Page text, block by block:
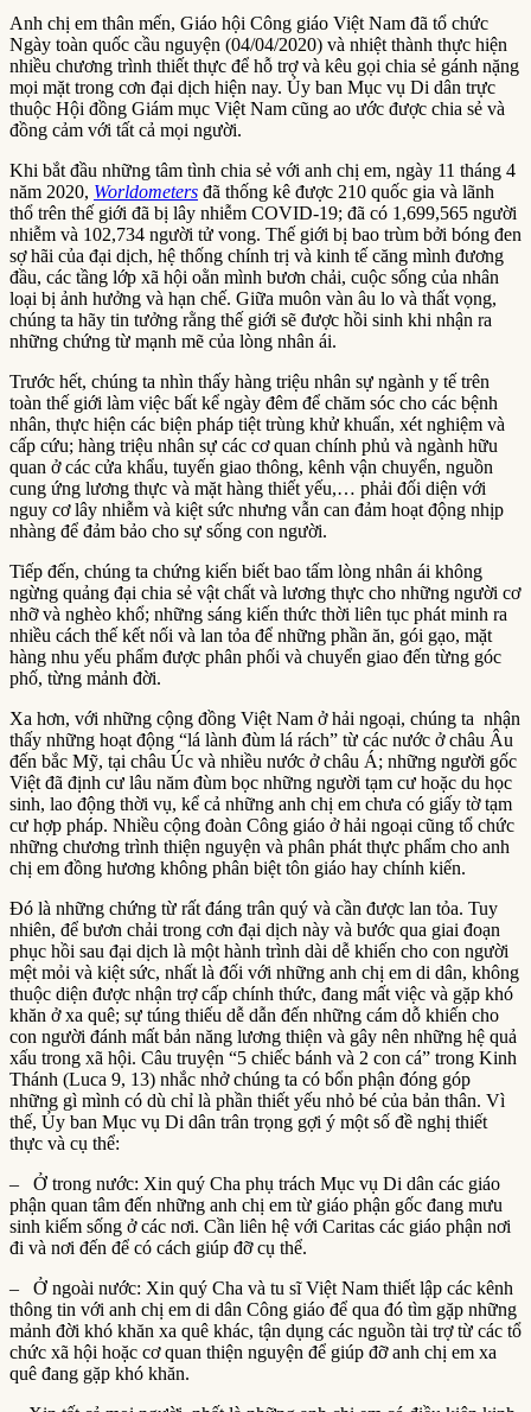
Anh chị em thân mến, Giáo hội Công giáo Việt Nam đã tổ chức
Ngày toàn quốc cầu nguyện (04/04/2020) và nhiệt thành thực hiện
nhiều chương trình thiết thực để hỗ trợ và kêu gọi chia sẻ gánh nặng
mọi mặt trong cơn đại dịch hiện nay. Ủy ban Mục vụ Di dân trực
thuộc Hội đồng Giám mục Việt Nam cũng ao ước được chia sẻ và
đồng cảm với tất cả mọi người.
Khi bắt đầu những tâm tình chia sẻ với anh chị em, ngày 11 tháng 4
năm 2020, Worldometers đã thống kê được 210 quốc gia và lãnh
thổ trên thế giới đã bị lây nhiễm COVID-19; đã có 1,699,565 người
nhiễm và 102,734 người tử vong. Thế giới bị bao trùm bởi bóng đen
sợ hãi của đại dịch, hệ thống chính trị và kinh tế căng mình đương
đầu, các tầng lớp xã hội oằn mình bươn chải, cuộc sống của nhân
loại bị ảnh hưởng và hạn chế. Giữa muôn vàn âu lo và thất vọng,
chúng ta hãy tin tưởng rằng thế giới sẽ được hồi sinh khi nhận ra
những chứng từ mạnh mẽ của lòng nhân ái.
Trước hết, chúng ta nhìn thấy hàng triệu nhân sự ngành y tế trên
toàn thế giới làm việc bất kể ngày đêm để chăm sóc cho các bệnh
nhân, thực hiện các biện pháp tiệt trùng khử khuẩn, xét nghiệm và
cấp cứu; hàng triệu nhân sự các cơ quan chính phủ và ngành hữu
quan ở các cửa khẩu, tuyến giao thông, kênh vận chuyển, nguồn
cung ứng lương thực và mặt hàng thiết yếu,… phải đối diện với
nguy cơ lây nhiễm và kiệt sức nhưng vẫn can đảm hoạt động nhịp
nhàng để đảm bảo cho sự sống con người.
Tiếp đến, chúng ta chứng kiến biết bao tấm lòng nhân ái không
ngừng quảng đại chia sẻ vật chất và lương thực cho những người cơ
nhỡ và nghèo khổ; những sáng kiến thức thời liên tục phát minh ra
nhiều cách thế kết nối và lan tỏa để những phần ăn, gói gạo, mặt
hàng nhu yếu phẩm được phân phối và chuyển giao đến từng góc
phố, từng mảnh đời.
Xa hơn, với những cộng đồng Việt Nam ở hải ngoại, chúng ta nhận
thấy những hoạt động “lá lành đùm lá rách” từ các nước ở châu Âu
đến bắc Mỹ, tại châu Úc và nhiều nước ở châu Á; những người gốc
Việt đã định cư lâu năm đùm bọc những người tạm cư hoặc du học
sinh, lao động thời vụ, kể cả những anh chị em chưa có giấy tờ tạm
cư hợp pháp. Nhiều cộng đoàn Công giáo ở hải ngoại cũng tổ chức
những chương trình thiện nguyện và phân phát thực phẩm cho anh
chị em đồng hương không phân biệt tôn giáo hay chính kiến.
Đó là những chứng từ rất đáng trân quý và cần được lan tỏa. Tuy
nhiên, để bươn chải trong cơn đại dịch này và bước qua giai đoạn
phục hồi sau đại dịch là một hành trình dài dễ khiến cho con người
mệt mỏi và kiệt sức, nhất là đối với những anh chị em di dân, không
thuộc diện được nhận trợ cấp chính thức, đang mất việc và gặp khó
khăn ở xa quê; sự túng thiếu dễ dẫn đến những cám dỗ khiến cho
con người đánh mất bản năng lương thiện và gây nên những hệ quả
xấu trong xã hội. Câu truyện “5 chiếc bánh và 2 con cá” trong Kinh
Thánh (Luca 9, 13) nhắc nhở chúng ta có bổn phận đóng góp
những gì mình có dù chỉ là phần thiết yếu nhỏ bé của bản thân. Vì
thế, Ủy ban Mục vụ Di dân trân trọng gợi ý một số đề nghị thiết
thực và cụ thể:
– Ở trong nước: Xin quý Cha phụ trách Mục vụ Di dân các giáo
phận quan tâm đến những anh chị em từ giáo phận gốc đang mưu
sinh kiếm sống ở các nơi. Cần liên hệ với Caritas các giáo phận nơi
đi và nơi đến để có cách giúp đỡ cụ thể.
– Ở ngoài nước: Xin quý Cha và tu sĩ Việt Nam thiết lập các kênh
thông tin với anh chị em di dân Công giáo để qua đó tìm gặp những
mảnh đời khó khăn xa quê khác, tận dụng các nguồn tài trợ từ các tổ
chức xã hội hoặc cơ quan thiện nguyện để giúp đỡ anh chị em xa
quê đang gặp khó khăn.